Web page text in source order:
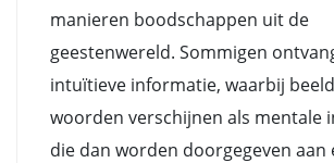
manieren boodschappen uit de
geestenwereld. Sommigen
intuïtieve informatie, waarbij
woorden verschijnen als mentale
die dan worden doorgegeven aan